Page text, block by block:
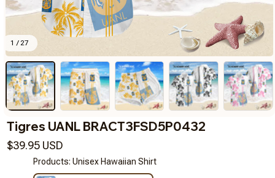
1 / 27
Tigres UANL BRACT3FSD5P0432
$39.95 USD
Products: Unisex Hawaiian Shirt